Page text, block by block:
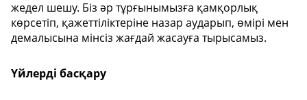
жедел шешу. Біз әр тұрғынымызға қамқорлық
көрсетіп, қажеттіліктеріне назар аударып, өмірі мен
демалысына мінсіз жағдай жасауға тырысамыз.
Үйлерді басқару